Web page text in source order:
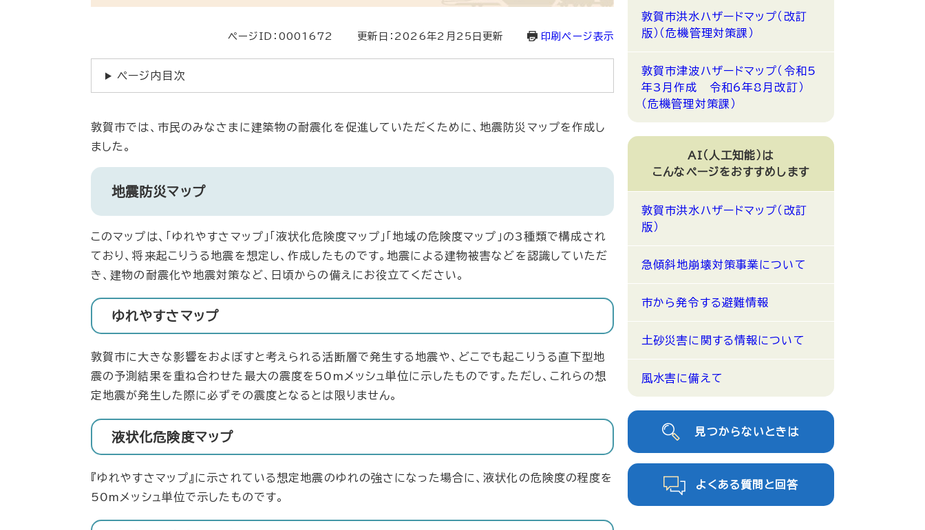
ページID：0001672 更新日：2026年2月25日更新 印刷ページ表示
ページ内目次
敦賀市では、市民のみなさまに建築物の耐震化を促進していただくために、地震防災マップを作成し
ました。
地震防災マップ
このマップは、「ゆれやすさマップ」「液状化危険度マップ」「地域の危険度マップ」の3種類で構成され
ており、将来起こりうる地震を想定し、作成したものです。地震による建物被害などを認識していただ
き、建物の耐震化や地震対策など、日頃からの備えにお役立てください。
ゆれやすさマップ
敦賀市に大きな影響をおよぼすと考えられる活断層で発生する地震や、どこでも起こりうる直下型地
震の予測結果を重ね合わせた最大の震度を50mメッシュ単位に示したものです。ただし、これらの想
定地震が発生した際に必ずその震度となるとは限りません。
液状化危険度マップ
『ゆれやすさマップ』に示されている想定地震のゆれの強さになった場合に、液状化の危険度の程度を
50mメッシュ単位で示したものです。
敦賀市洪水ハザードマップ（改訂
版）（危機管理対策課）
敦賀市津波ハザードマップ（令和5
年3月作成 令和6年8月改訂）
（危機管理対策課）
AI（人工知能）は
こんなページをおすすめします
敦賀市洪水ハザードマップ（改訂
版）
急傾斜地崩壊対策事業について
市から発令する避難情報
土砂災害に関する情報について
風水害に備えて
見つからないときは
よくある質問と回答